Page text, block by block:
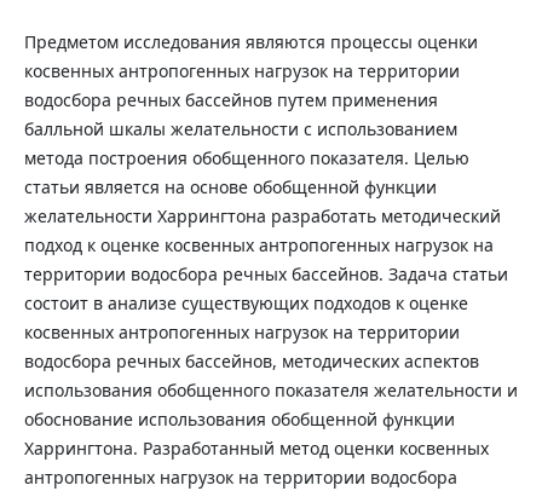
Предметом исследования являются процессы оценки
косвенных антропогенных нагрузок на территории
водосбора речных бассейнов путем применения
балльной шкалы желательности с использованием
метода построения обобщенного показателя. Целью
статьи является на основе обобщенной функции
желательности Харрингтона разработать методический
подход к оценке косвенных антропогенных нагрузок на
территории водосбора речных бассейнов. Задача статьи
состоит в анализе существующих подходов к оценке
косвенных антропогенных нагрузок на территории
водосбора речных бассейнов, методических аспектов
использования обобщенного показателя желательности и
обоснование использования обобщенной функции
Харрингтона. Разработанный метод оценки косвенных
антропогенных нагрузок на территории водосбора